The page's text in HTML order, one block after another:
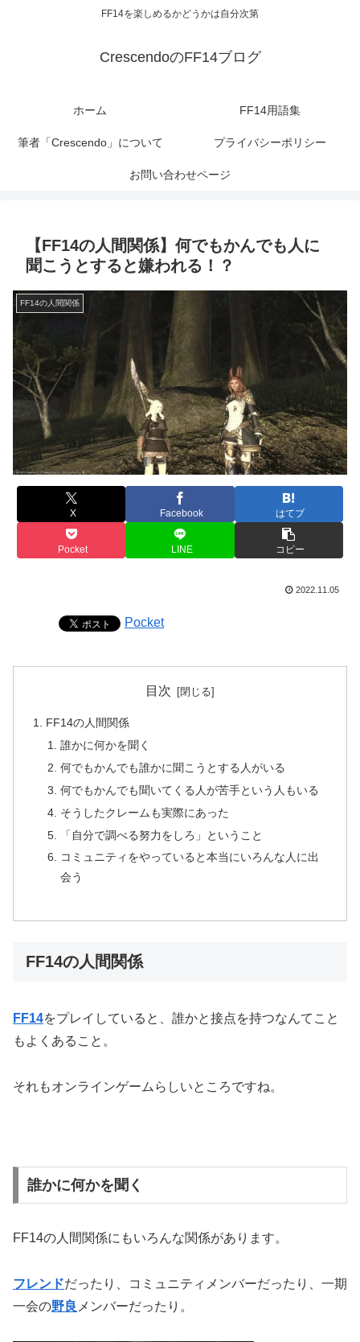
FF14を楽しめるかどうかは自分次第
CrescendoのFF14ブログ
ホーム FF14用語集
筆者「Crescendo」について プライバシーポリシー
お問い合わせページ
【FF14の人間関係】何でもかんでも人に
聞こうとすると嫌われる！？
FF14の人間関係
X Facebook はてブ
Pocket LINE コピー
2022.11.05
Pocket
目次
FF14の人間関係
誰かに何かを聞く
何でもかんでも誰かに聞こうとする人がいる
何でもかんでも聞いてくる人が苦手という人もいる
そうしたクレームも実際にあった
「自分で調べる努力をしろ」ということ
コミュニティをやっていると本当にいろんな人に出
会う
FF14の人間関係
FF14をプレイしていると、誰かと接点を持つなんてこと
もよくあること。
それもオンラインゲームらしいところですね。
誰かに何かを聞く
FF14の人間関係にもいろんな関係があります。
フレンドだったり、コミュニティメンバーだったり、一期
一会の野良 メンバーだったり。